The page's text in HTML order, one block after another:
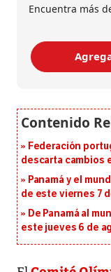
Encuentra más
Federación
descarta cambios
Panamá y el
de este viernes 7
De Panamá al
este jueves 6 de